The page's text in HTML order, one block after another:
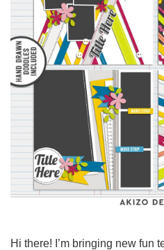
Hi there! I’m bringing new fun